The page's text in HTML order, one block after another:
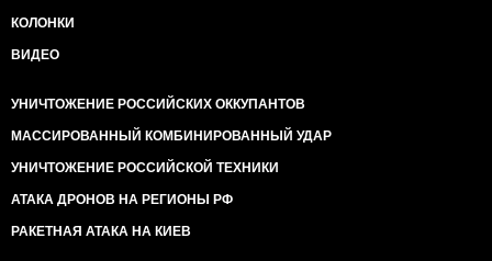
КОЛОНКИ
ВИДЕО
УНИЧТОЖЕНИЕ РОССИЙСКИХ ОККУПАНТОВ
МАССИРОВАННЫЙ КОМБИНИРОВАННЫЙ УДАР
УНИЧТОЖЕНИЕ РОССИЙСКОЙ ТЕХНИКИ
АТАКА ДРОНОВ НА РЕГИОНЫ РФ
РАКЕТНАЯ АТАКА НА КИЕВ